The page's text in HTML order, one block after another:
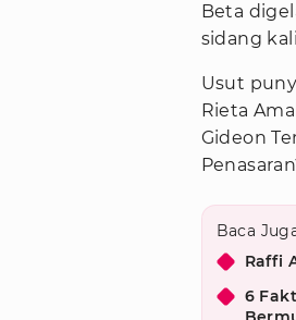
Beta
sidang
Usut
Rieta
Gideon
Baca
Raffi
6